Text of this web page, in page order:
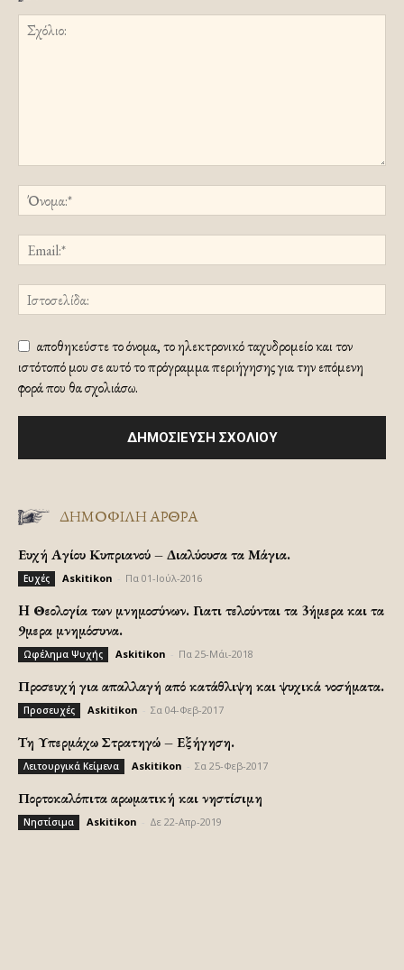
αποθηκεύστε το όνομα, το ηλεκτρονικό ταχυδρομείο και τον
ιστότοπό μου σε αυτό το πρόγραμμα περιήγησης για την επόμενη
φορά που θα σχολιάσω.
ΔΗΜΟΦΙΛΗ ΑΡΘΡΑ
Ευχή Αγίου Κυπριανού – Διαλύουσα τα Μάγια.
Ευχές Askitikon Πα 01-Ιούλ-2016
H Θεολογία των μνημοσύνων. Γιατι τελούνται τα 3ήμερα και τα
9μερα μνημόσυνα.
Ωφέλημα Ψυχής Askitikon Πα 25-Μάι-2018
Προσευχή για απαλλαγή από κατάθλιψη και ψυχικά νοσήματα.
Προσευχές Askitikon Σα 04-Φεβ-2017
Τη Υπερμάχω Στρατηγώ – Εξήγηση.
Λειτουργικά Κείμενα Askitikon Σα 25-Φεβ-2017
Πορτοκαλόπιτα αρωματική και νηστίσιμη
Νηστίσιμα Askitikon Δε 22-Απρ-2019